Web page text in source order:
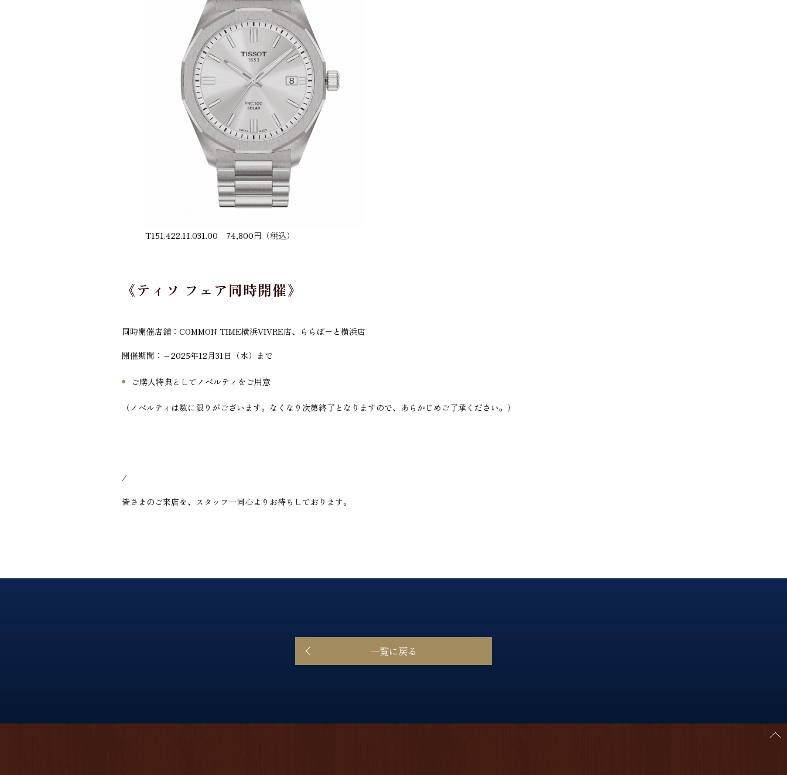
T151.422.11.031.00 74,800円（税込）
《ティソ フェア同時開催》
同時開催店舗：COMMON TIME横浜VIVRE店、ららぽーと横浜店
開催期間：～2025年12月31日（水）まで
ご購入特典としてノベルティをご用意
（ノベルティは数に限りがございます。なくなり次第終了となりますので、あらかじめご了承ください。）
/
皆さまのご来店を、スタッフ一同心よりお待ちしております。
一覧に戻る